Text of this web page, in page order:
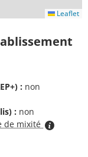
Leaflet
: non
: non
de mixité